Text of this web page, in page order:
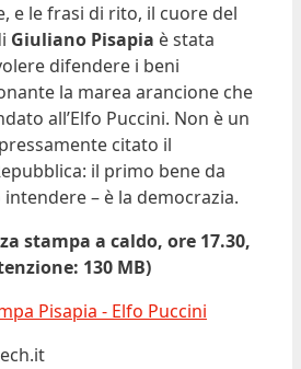
e le frasi di rito, il cuore del
Giuliano Pisapia è stata
difendere i beni
la marea arancione che
all’Elfo Puccini. Non è un
citato il
il primo bene da
– è la democrazia.
stampa a caldo, ore 17.30,
130 MB)